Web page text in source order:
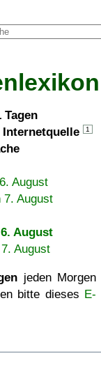
Tagen
1
August
7. August
August
August
jeden Morgen
bitte dieses E-